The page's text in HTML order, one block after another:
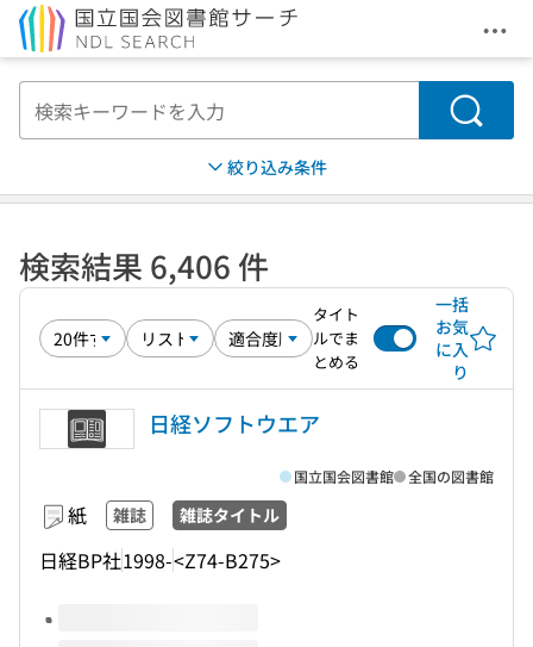
メ
検索
絞り込み条件
検索結果 6,406 件
タイト
ルでま
とめる
一括
お気
に入
り
日経ソフトウエア
紙 雑誌 雑誌タイトル
日経BP社1998-<Z74-B275>
国立国会図書館 全国の図書館
このタイトルの巻号